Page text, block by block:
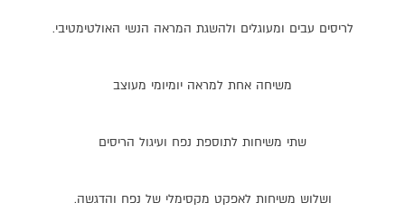
לריסים עבים ומעוגלים ולהשגת המראה הנשי האולטימטיבי.
משיחה אחת למראה יומיומי מעוצב
שתי משיחות לתוספת נפח ועיגול הריסים
ושלוש משיחות לאפקט מקסימלי של נפח והדגשה.